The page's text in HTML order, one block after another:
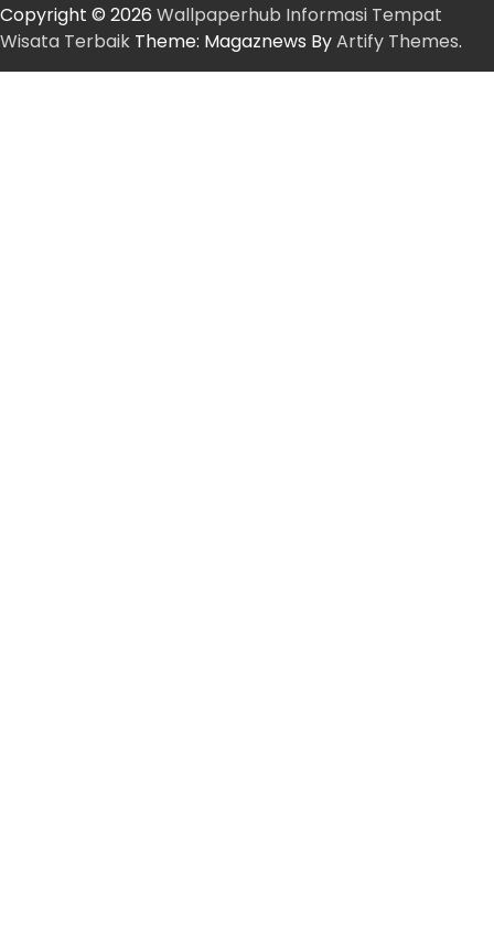
Copyright © 2026 Wallpaperhub Informasi Tempat
Wisata Terbaik Theme: Magaznews ByArtify Themes.